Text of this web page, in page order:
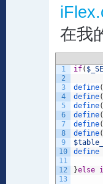
在我
1
2
3
4
5
6
7
8
9
10
11
12
13
if(
define(
define(
define(
define(
define(
define(
define
}else